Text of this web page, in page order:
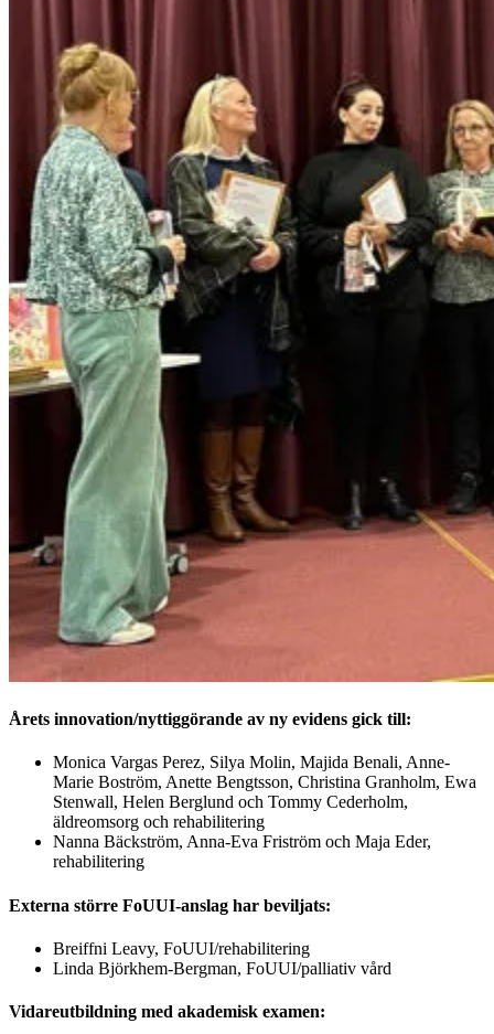
Årets innovation/nyttiggörande av ny evidens gick till:
Monica Vargas Perez, Silya Molin, Majida Benali, Anne-
Marie Boström, Anette Bengtsson, Christina Granholm, Ewa
Stenwall, Helen Berglund och Tommy Cederholm,
äldreomsorg och rehabilitering
Nanna Bäckström, Anna-Eva Friström och Maja Eder,
rehabilitering
Externa större FoUUI-anslag har beviljats:
Breiffni Leavy, FoUUI/rehabilitering
Linda Björkhem-Bergman, FoUUI/palliativ vård
Vidareutbildning med akademisk examen: